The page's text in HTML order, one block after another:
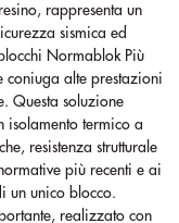
rappresenta un
sismica ed
Normablok Più
coniuga alte prestazioni
Questa soluzione
isolamento termico a
resistenza strutturale
più recenti e ai
un unico blocco.
realizzato con